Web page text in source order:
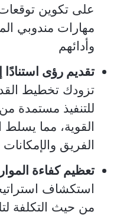
على تكوين
مهارات مندوبي
وأدائهم
تقديم رؤى استنادًا
تزودك تخطيط
للتنفيذ مستمدة من
القوية، مما يسلط
الفريق
تعظيم كفاءة
استكشاف
من حيث التكلفة